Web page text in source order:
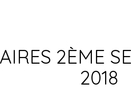
2ÈME
2018